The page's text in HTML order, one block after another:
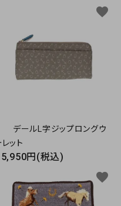
デールL字ジップロングウ
レット
円(税込)
favorite
favorite